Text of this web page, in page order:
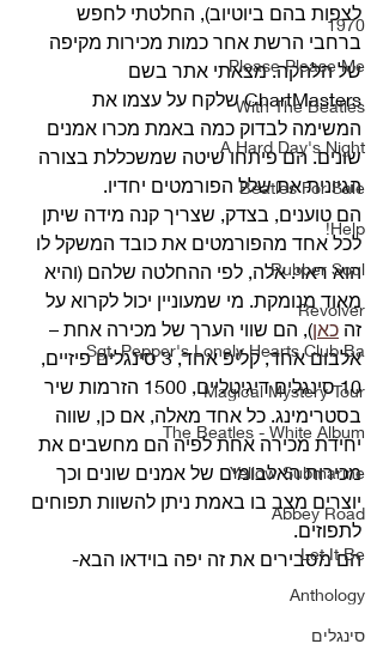
1970
Please Please Me
With The Beatles
A Hard Day's Night
Beatles For Sale
Help!
Rubber Soul
Revolver
Sgt. Pepper's Lonely Hearts Club Ba
Magical Mystery Tour
The Beatles - White Album
Yellow Submarine
Abbey Road
Let It Be
Anthology
סינגלים
לצפות בהם ביוטיוב), החלטתי לחפש
ברחבי הרשת אחר כמות מכירות מקיפה
של הלהקה. מצאתי אתר בשם
ChartMasters שלקח על עצמו את
המשימה לבדוק כמה באמת מכרו אמנים
שונים. הם פיתחו שיטה שמשכללת בצורה
הגיונית את שלל הפורמטים יחדיו.
הם טוענים, בצדק, שצריך קנה מידה שיתן
לכל אחד מהפורמטים את כובד המשקל לו
הוא ראוי. אלה, לפי ההחלטה שלהם (והיא
מאוד מנומקת. מי שמעוניין יכול לקרוא על
זה כאן), הם שווי הערך של מכירה אחת –
אלבום אחד, קליפ אחד, 3 סינגלים פיזיים,
10 סינגלים דיגיטליים, 1500 הזרמות שיר
בסטרימינג. כל אחד מאלה, אם כן, שווה
יחידת מכירה אחת לפיה הם מחשבים את
מכירות האלבומים של אמנים שונים וכך
יוצרים מצב בו באמת ניתן להשוות תפוחים
לתפוזים.
הם מסבירים את זה יפה בוידאו הבא-